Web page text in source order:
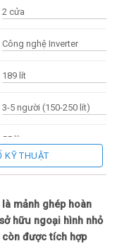
2 cửa
Công nghệ Inverter
189 lít
3-5 người (150-250 lít)
55 lít
Thép không gỉ
Khay kính
KỸ THUẬT
mảnh ghép hoàn
hữu ngoại hình nhỏ
được tích hợp